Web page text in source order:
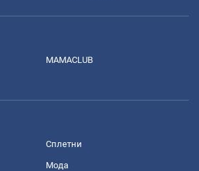
MAMACLUB
Сплетни
Мода